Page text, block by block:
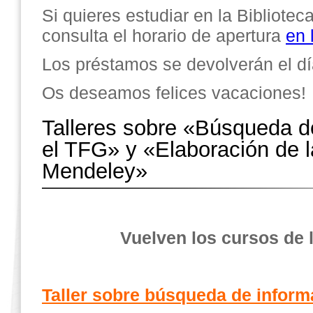
Si quieres estudiar en la
consulta el horario de apertura en
Los préstamos se devolverán el
Os deseamos felices vacaciones!
Talleres sobre «Búsqueda
el TFG» y «Elaboración de
Mendeley»
Vuelven los cursos de
Taller sobre búsqueda de